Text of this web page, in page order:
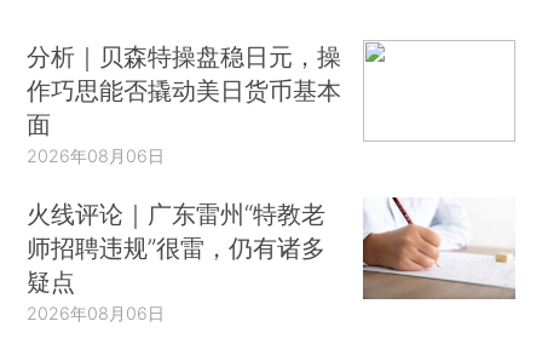
分析｜贝森特操盘稳日元，操
作巧思能否撬动美日货币基本
面
2026年08月06日
火线评论｜广东雷州“特教老
师招聘违规”很雷，仍有诸多
疑点
2026年08月06日